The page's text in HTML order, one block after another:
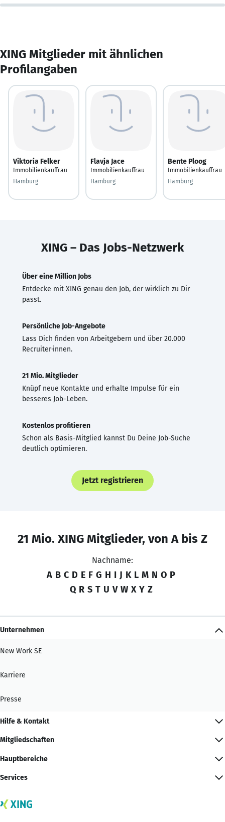
XING Mitglieder mit ähnlichen
Profilangaben
Viktoria Felker
Immobilienkauffrau
Hamburg
Flavja Jace
Immobilienkauffrau
Hamburg
Bente Ploog
Immobilienkauffrau
Hamburg
XING – Das Jobs-Netzwerk
Über eine Million Jobs
Entdecke mit XING genau den Job, der wirklich zu Dir
passt.
Persönliche Job-Angebote
Lass Dich finden von Arbeitgebern und über 20.000
Recruiter·innen.
21 Mio. Mitglieder
Knüpf neue Kontakte und erhalte Impulse für ein
besseres Job-Leben.
Kostenlos profitieren
Schon als Basis-Mitglied kannst Du Deine Job-Suche
deutlich optimieren.
Jetzt registrieren
21 Mio. XING Mitglieder, von A bis Z
Nachname:
A B C D E F G H I J K L M N O P
Q R S T U V W X Y Z
Unternehmen
New Work SE
Karriere
Presse
Hilfe & Kontakt
Mitgliedschaften
Hauptbereiche
Services